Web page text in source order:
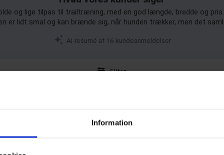
Information
og lige tilpas til trailtræning, med en god længde, bredde og
er lidt smal og kan brænde sig, når hunden trækker, men det
AI-resumé af 16 kundeanmeldelser
Filter